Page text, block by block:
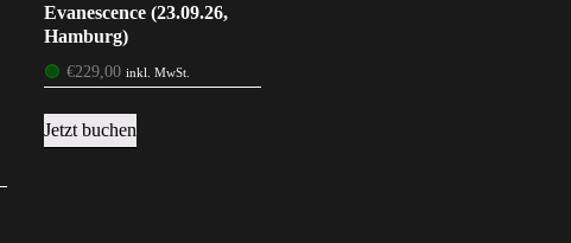
Evanescence (23.09.26,
Hamburg)
🟢 €229,00 inkl. MwSt.
Jetzt buchen